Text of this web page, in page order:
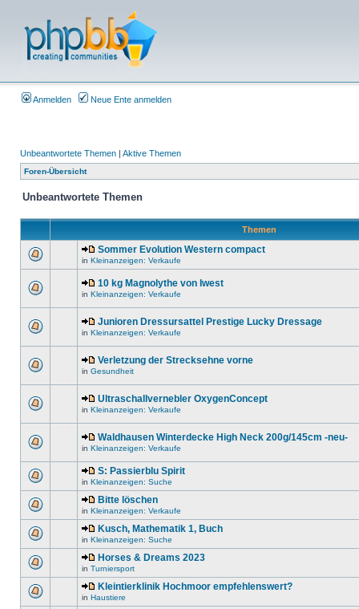
Anmelden Neue Ente anmelden
Unbeantwortete Themen | Aktive Themen
Foren-Übersicht
Unbeantwortete Themen
Themen
Sommer Evolution Western compact
in Kleinanzeigen: Verkaufe
10 kg Magnolythe von Iwest
in Kleinanzeigen: Verkaufe
Junioren Dressursattel Prestige Lucky Dressage
in Kleinanzeigen: Verkaufe
Verletzung der Strecksehne vorne
in Gesundheit
Ultraschallvernebler OxygenConcept
in Kleinanzeigen: Verkaufe
Waldhausen Winterdecke High Neck 200g/145cm -neu-
in Kleinanzeigen: Verkaufe
S: Passierblu Spirit
in Kleinanzeigen: Suche
Bitte löschen
in Kleinanzeigen: Verkaufe
Kusch, Mathematik 1, Buch
in Kleinanzeigen: Suche
Horses & Dreams 2023
in Turniersport
Kleintierklinik Hochmoor empfehlenswert?
in Haustiere